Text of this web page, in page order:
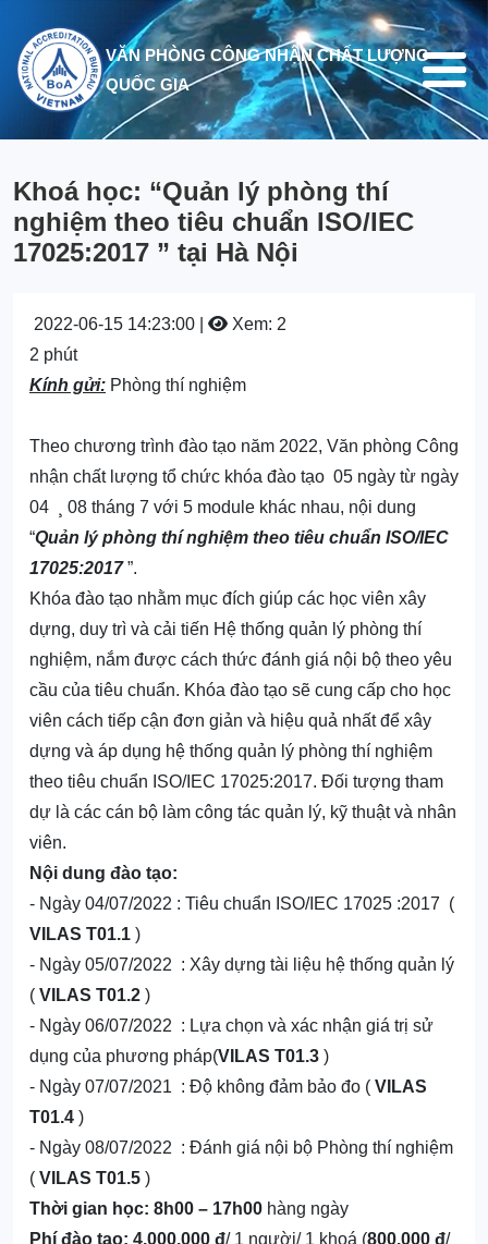
Nhảy đến nội dung
VĂN PHÒNG CÔNG NHẬN CHẤT LƯỢNG
QUỐC GIA
Khoá học: “Quản lý phòng thí
nghiệm theo tiêu chuẩn ISO/IEC
17025:2017 ” tại Hà Nội
2022-06-15 14:23:00 |
Xem: 2
2 phút
Kính gửi: Phòng thí nghiệm
Theo chương trình đào tạo năm 2022, Văn phòng Công
nhận chất lượng tổ chức khóa đào tạo 05 ngày từ ngày
04
08 tháng 7 với 5 module khác nhau, nội dung
“Quản lý phòng thí nghiệm theo tiêu chuẩn ISO/IEC
17025:2017 ”.
Khóa đào tạo nhằm mục đích giúp các học viên xây
dựng, duy trì và cải tiến Hệ thống quản lý phòng thí
nghiệm, nắm được cách thức đánh giá nội bộ theo yêu
cầu của tiêu chuẩn. Khóa đào tạo sẽ cung cấp cho học
viên cách tiếp cận đơn giản và hiệu quả nhất để xây
dựng và áp dụng hệ thống quản lý phòng thí nghiệm
theo tiêu chuẩn ISO/IEC 17025:2017. Đối tượng tham
dự là các cán bộ làm công tác quản lý, kỹ thuật và nhân
viên.
Nội dung đào tạo:
- Ngày 04/07/2022 : Tiêu chuẩn ISO/IEC 17025 :2017 (
VILAS T01.1 )
- Ngày 05/07/2022 : Xây dựng tài liệu hệ thống quản lý
( VILAS T01.2 )
- Ngày 06/07/2022 : Lựa chọn và xác nhận giá trị sử
dụng của phương pháp(VILAS T01.3 )
- Ngày 07/07/2021 : Độ không đảm bảo đo ( VILAS
T01.4 )
- Ngày 08/07/2022 : Đánh giá nội bộ Phòng thí nghiệm
( VILAS T01.5 )
Thời gian học: 8h00 – 17h00 hàng ngày
Phí đào tạo: 4.000.000 đ/ 1 người/ 1 khoá (800.000 đ/